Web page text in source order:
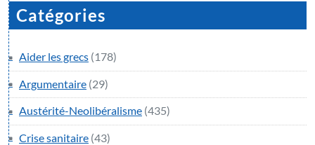
Catégories
Aider les grecs (178)
Argumentaire (29)
Austérité-Neolibéralisme (435)
Crise sanitaire (43)